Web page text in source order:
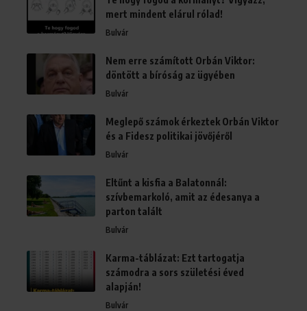
mert mindent elárul rólad!
Bulvár
Nem erre számított Orbán Viktor:
döntött a bíróság az ügyében
Bulvár
Meglepő számok érkeztek Orbán Viktor
és a Fidesz politikai jövőjéről
Bulvár
Eltűnt a kisfia a Balatonnál:
szívbemarkoló, amit az édesanya a
parton talált
Bulvár
Karma-táblázat: Ezt tartogatja
számodra a sors születési éved
alapján!
Bulvár